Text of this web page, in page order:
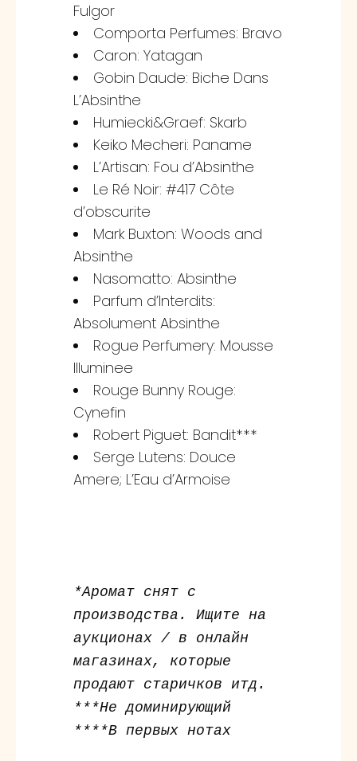
Fulgor
Comporta Perfumes: Bravo
Caron: Yatagan
Gobin Daude: Biche Dans
L’Absinthe
Humiecki&Graef: Skarb
Keiko Mecheri: Paname
L’Artisan: Fou d’Absinthe
Le Ré Noir: #417 Côte
d’obscurite
Mark Buxton: Woods and
Absinthe
Nasomatto: Absinthe
Parfum d’Interdits:
Absolument Absinthe
Rogue Perfumery: Mousse
Illuminee
Rouge Bunny Rouge:
Cynefin
Robert Piguet: Bandit***
Serge Lutens: Douce
Amere; L’Eau d’Armoise
*Аромат снят с
производства. Ищите на
аукционах / в онлайн
магазинах, которые
продают старичков итд.
***Не доминирующий
****В первых нотах